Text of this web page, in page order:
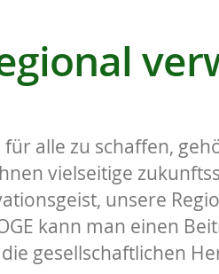
alle zu schaffen,
vielseitige
unsere
kann man einen
gesellschaftlichen